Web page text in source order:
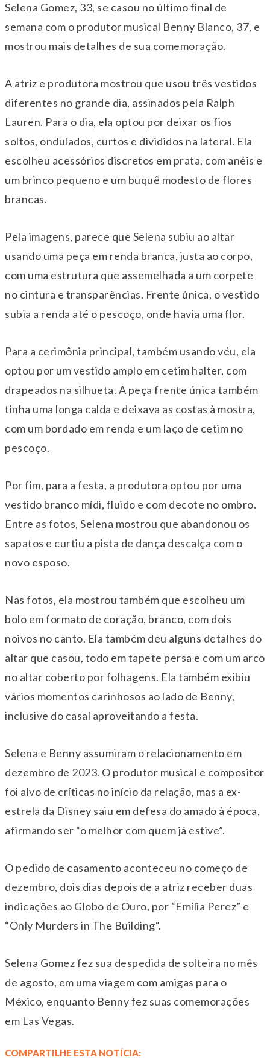
Selena Gomez, 33, se casou no último final de
semana com o produtor musical Benny Blanco, 37, e
mostrou mais detalhes de sua comemoração.
A atriz e produtora mostrou que usou três vestidos
diferentes no grande dia, assinados pela Ralph
Lauren. Para o dia, ela optou por deixar os fios
soltos, ondulados, curtos e divididos na lateral. Ela
escolheu acessórios discretos em prata, com anéis e
um brinco pequeno e um buquê modesto de flores
brancas.
Pela imagens, parece que Selena subiu ao altar
usando uma peça em renda branca, justa ao corpo,
com uma estrutura que assemelhada a um corpete
no cintura e transparências. Frente única, o vestido
subia a renda até o pescoço, onde havia uma flor.
Para a cerimônia principal, também usando véu, ela
optou por um vestido amplo em cetim halter, com
drapeados na silhueta. A peça frente única também
tinha uma longa calda e deixava as costas à mostra,
com um bordado em renda e um laço de cetim no
pescoço.
Por fim, para a festa, a produtora optou por uma
vestido branco mídi, fluido e com decote no ombro.
Entre as fotos, Selena mostrou que abandonou os
sapatos e curtiu a pista de dança descalça com o
novo esposo.
Nas fotos, ela mostrou também que escolheu um
bolo em formato de coração, branco, com dois
noivos no canto. Ela também deu alguns detalhes do
altar que casou, todo em tapete persa e com um arco
no altar coberto por folhagens. Ela também exibiu
vários momentos carinhosos ao lado de Benny,
inclusive do casal aproveitando a festa.
Selena e Benny assumiram o relacionamento em
dezembro de 2023. O produtor musical e compositor
foi alvo de críticas no início da relação, mas a ex-
estrela da Disney saiu em defesa do amado à época,
afirmando ser “o melhor com quem já estive”.
O pedido de casamento aconteceu no começo de
dezembro, dois dias depois de a atriz receber duas
indicações ao Globo de Ouro, por “Emília Perez” e
“Only Murders in The Building“.
Selena Gomez fez sua despedida de solteira no mês
de agosto, em uma viagem com amigas para o
México, enquanto Benny fez suas comemorações
em Las Vegas.
COMPARTILHE ESTA NOTÍCIA: